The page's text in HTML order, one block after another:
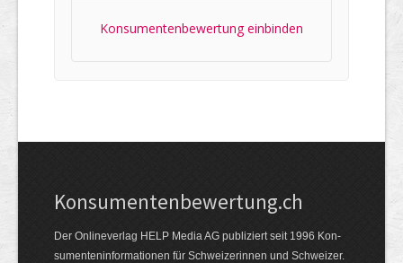
Konsumentenbewertung einbinden
Kon­su­menten­be­wer­tung.ch
Der Online­verlag HELP Media AG publi­ziert seit 1996 Kon­
su­menten­infor­mationen für Schwei­zerinnen und Schweizer.